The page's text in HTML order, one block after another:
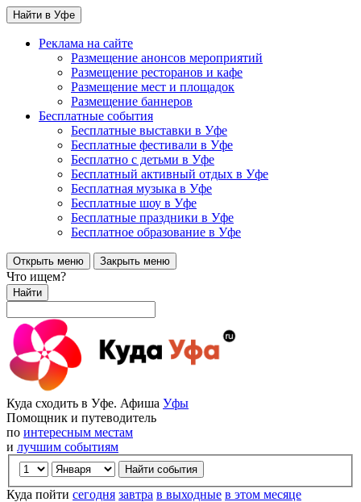
Найти в Уфе
Реклама на сайте
Размещение анонсов мероприятий
Размещение ресторанов и кафе
Размещение мест и площадок
Размещение баннеров
Бесплатные события
Бесплатные выставки в Уфе
Бесплатные фестивали в Уфе
Бесплатно с детьми в Уфе
Бесплатный активный отдых в Уфе
Бесплатная музыка в Уфе
Бесплатные шоу в Уфе
Бесплатные праздники в Уфе
Бесплатное образование в Уфе
Открыть меню Закрыть меню
Что ищем?
Найти
Куда сходить в Уфе. Афиша Уфы
Помощник и путеводитель
по интересным местам
и лучшим событиям
Куда пойти сегодня завтра в выходные в этом месяце